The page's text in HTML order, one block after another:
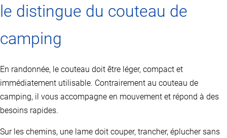
le distingue du couteau de
camping
En randonnée, le couteau doit être léger, compact et
immédiatement utilisable. Contrairement au couteau de
camping, il vous accompagne en mouvement et répond à des
besoins rapides.
Sur les chemins, une lame doit couper, trancher, éplucher sans